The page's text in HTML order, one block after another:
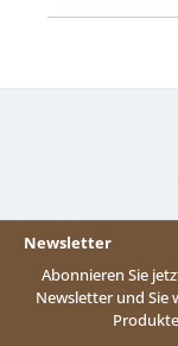
Newsletter
Abonnieren Sie
Newsletter und Sie